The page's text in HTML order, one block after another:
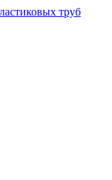
труб